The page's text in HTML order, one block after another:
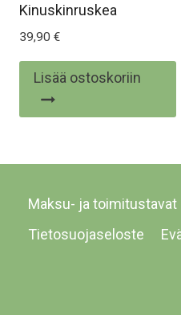
Kinuskinruskea
39,90 €
Lisää ostoskoriin
Maksu- ja toimitustavat
Tietosuojaseloste